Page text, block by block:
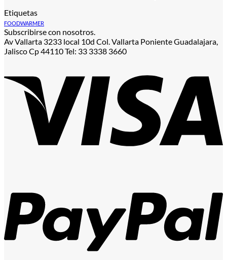
Etiquetas
FOODWARMER
Subscribirse con nosotros.
Av Vallarta 3233 local 10d Col. Vallarta Poniente Guadalajara,
Jalisco Cp 44110 Tel: 33 3338 3660